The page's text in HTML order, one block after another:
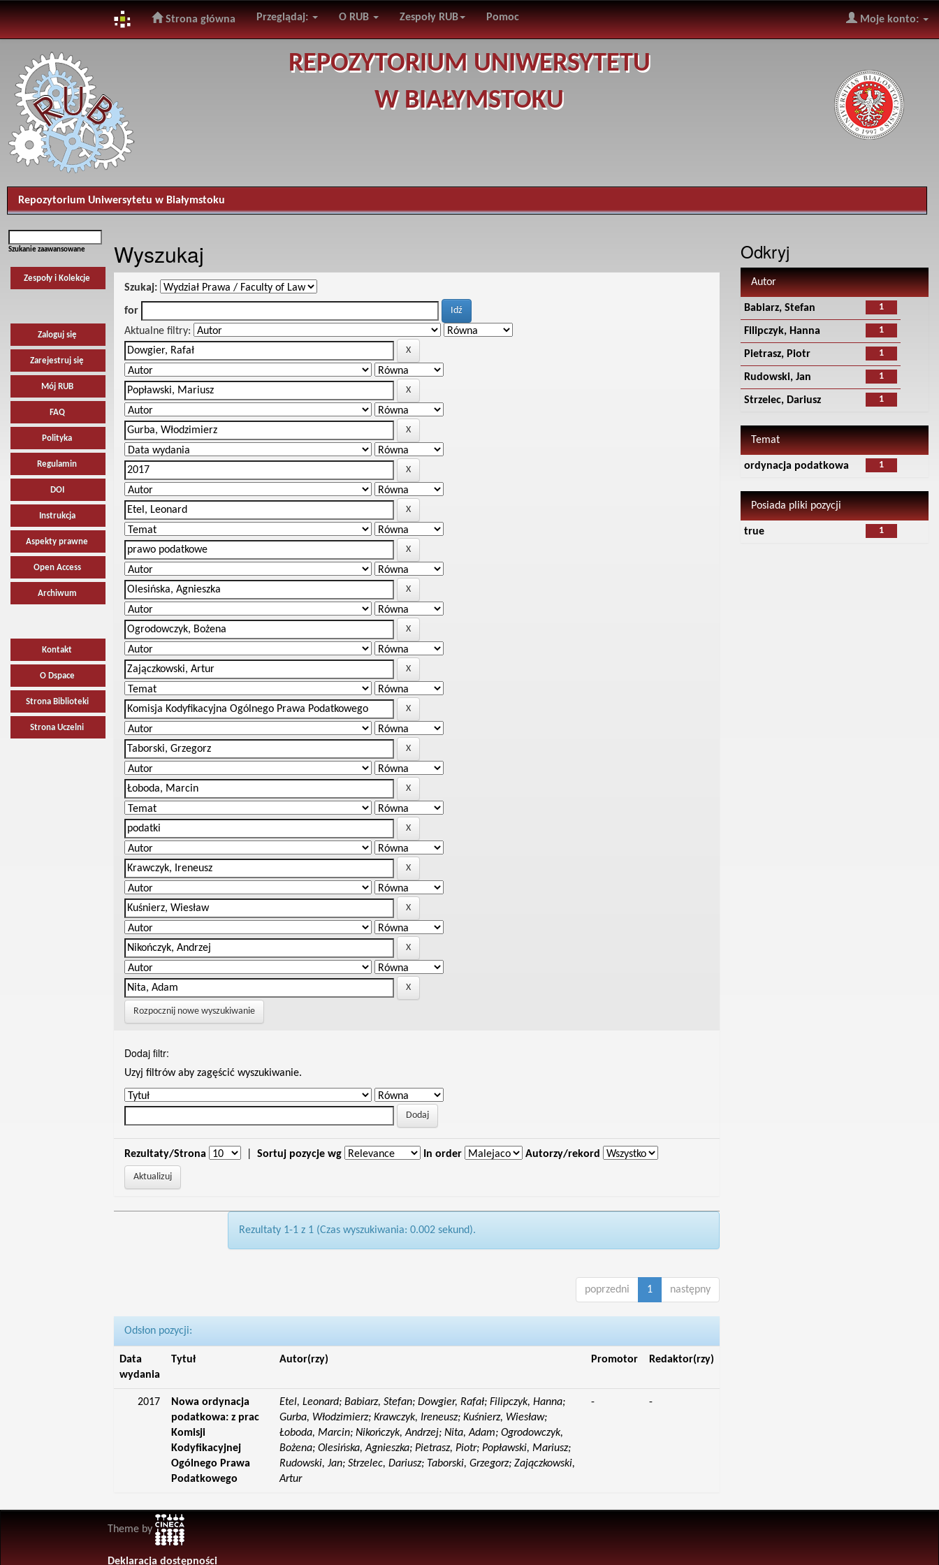
navigation
Strona główna Przeglądaj: O RUB Zespoły RUB Pomoc Moje konto:
REPOZYTORIUM UNIWERSYTETU
W BIAŁYMSTOKU
Repozytorium Uniwersytetu w Białymstoku
Szukanie zaawansowane
Zespoły i Kolekcje
Zaloguj się
Zarejestruj się
Mój RUB
FAQ
Polityka
Regulamin
DOI
Instrukcja
Aspekty prawne
Open Access
Archiwum
Kontakt
O Dspace
Strona Biblioteki
Strona Uczelni
Wyszukaj
Szukaj:
for
Aktualne filtry:
Rozpocznij nowe wyszukiwanie
Dodaj filtr:
Uzyj filtrów aby zagęścić wyszukiwanie.
Rezultaty/Strona Sortuj pozycje wg In order Autorzy/rekord
Rezultaty 1-1 z 1 (Czas wyszukiwania: 0.002 sekund).
poprzedni 1 następny
Odsłon pozycji:
Data
wydania
Tytuł Autor(rzy) Promotor Redaktor(rzy)
2017
Nowa ordynacja
podatkowa: z prac
Komisji
Kodyfikacyjnej
Ogólnego Prawa
Podatkowego
Etel, Leonard; Babiarz, Stefan; Dowgier, Rafał; Filipczyk, Hanna;
Gurba, Włodzimierz; Krawczyk, Ireneusz; Kuśnierz, Wiesław;
Łoboda, Marcin; Nikończyk, Andrzej; Nita, Adam; Ogrodowczyk,
Bożena; Olesińska, Agnieszka; Pietrasz, Piotr; Popławski, Mariusz;
Rudowski, Jan; Strzelec, Dariusz; Taborski, Grzegorz; Zajączkowski,
Artur
- -
Odkryj
Autor
1
Babiarz, Stefan
1
Filipczyk, Hanna
1
Pietrasz, Piotr
1
Rudowski, Jan
1
Strzelec, Dariusz
Temat
1
ordynacja podatkowa
Posiada pliki pozycji
1
true
Theme by
Deklaracja dostępności